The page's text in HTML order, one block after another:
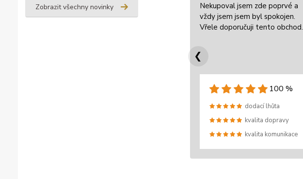
Zobrazit všechny novinky
Nekupoval jsem zde poprvé a
vždy jsem jsem byl spokojen.
Vřele doporučuji tento obchod.
100 %
dodací lhůta
kvalita dopravy
kvalita komunikace
❮